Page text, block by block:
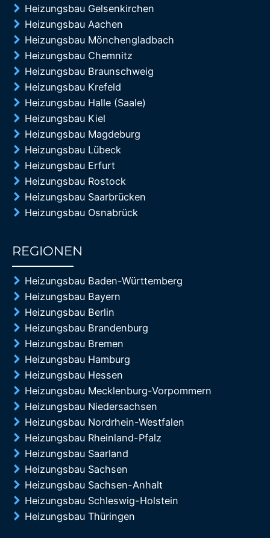
Heizungsbau Gelsenkirchen
Heizungsbau Aachen
Heizungsbau Mönchengladbach
Heizungsbau Chemnitz
Heizungsbau Braunschweig
Heizungsbau Krefeld
Heizungsbau Halle (Saale)
Heizungsbau Kiel
Heizungsbau Magdeburg
Heizungsbau Lübeck
Heizungsbau Erfurt
Heizungsbau Rostock
Heizungsbau Saarbrücken
Heizungsbau Osnabrück
REGIONEN
Heizungsbau Baden-Württemberg
Heizungsbau Bayern
Heizungsbau Berlin
Heizungsbau Brandenburg
Heizungsbau Bremen
Heizungsbau Hamburg
Heizungsbau Hessen
Heizungsbau Mecklenburg-Vorpommern
Heizungsbau Niedersachsen
Heizungsbau Nordrhein-Westfalen
Heizungsbau Rheinland-Pfalz
Heizungsbau Saarland
Heizungsbau Sachsen
Heizungsbau Sachsen-Anhalt
Heizungsbau Schleswig-Holstein
Heizungsbau Thüringen